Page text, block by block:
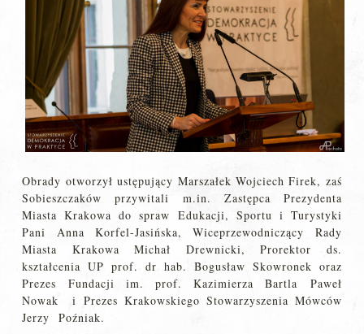
Obrady otworzył ustępujący Marszałek Wojciech Firek, zaś
Sobieszczaków przywitali m.in. Zastępca Prezydenta
Miasta Krakowa do spraw Edukacji, Sportu i Turystyki
Pani Anna Korfel-Jasińska, Wiceprzewodniczący Rady
Miasta Krakowa Michał Drewnicki, Prorektor ds.
kształcenia UP prof. dr hab. Bogusław Skowronek oraz
Prezes Fundacji im. prof. Kazimierza Bartla Paweł
Nowak i Prezes Krakowskiego Stowarzyszenia Mówców
Jerzy Poźniak.